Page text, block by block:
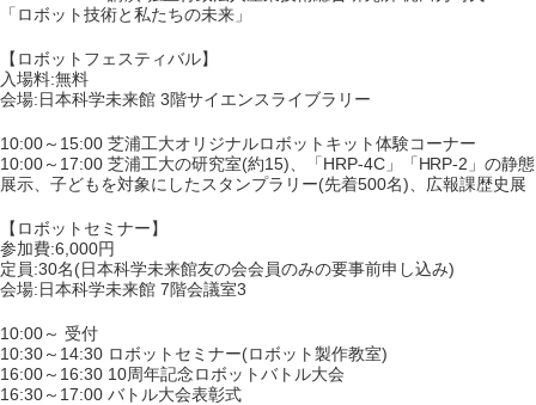
「ロボット技術と私たちの未来」
【ロボットフェスティバル】
入場料:無料
会場:日本科学未来館 3階サイエンスライブラリー
10:00～15:00 芝浦工大オリジナルロボットキット体験コーナー
10:00～17:00 芝浦工大の研究室(約15)、「HRP-4C」「HRP-2」の静態
展示、子どもを対象にしたスタンプラリー(先着500名)、広報課歴史展
【ロボットセミナー】
参加費:6,000円
定員:30名(日本科学未来館友の会会員のみの要事前申し込み)
会場:日本科学未来館 7階会議室3
10:00～ 受付
10:30～14:30 ロボットセミナー(ロボット製作教室)
16:00～16:30 10周年記念ロボットバトル大会
16:30～17:00 バトル大会表彰式